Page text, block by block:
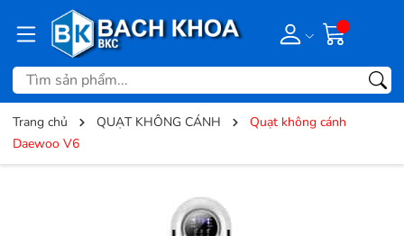
Trang chủ QUẠT KHÔNG CÁNH
Quạt không cánh
Daewoo V6